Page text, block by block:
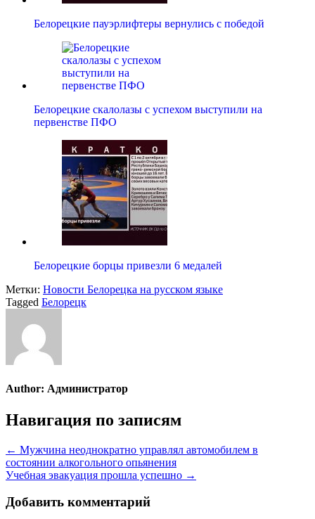
Белорецкие пауэрлифтеры вернулись с победой
Белорецкие скалолазы с успехом выступили на
первенстве ПФО
Белорецкие борцы привезли 6 медалей
Метки: Новости Белорецка на русском языке
Tagged Белорецк
Author: Администратор
Навигация по записям
← Мужчина неоднократно управлял автомобилем в
состоянии алкогольного опьянения
Учебная эвакуация прошла успешно →
Добавить комментарий